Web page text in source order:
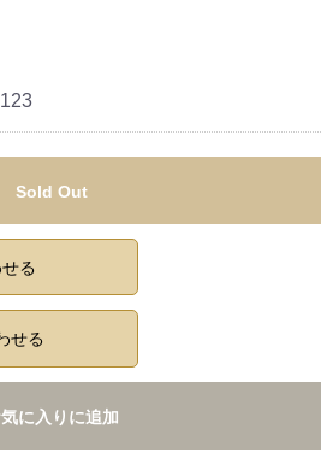
Sold Out
る
せる
に入りに追加